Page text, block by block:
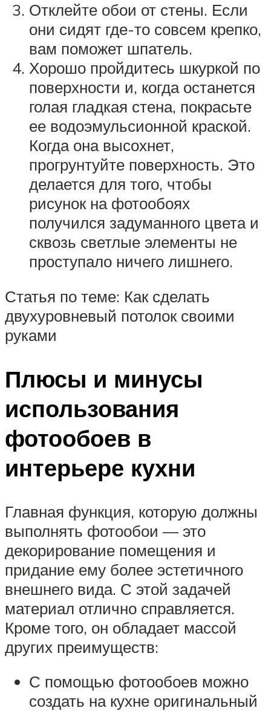
Отклейте обои от стены. Если
они сидят где-то совсем крепко,
вам поможет шпатель.
Хорошо пройдитесь шкуркой по
поверхности и, когда останется
голая гладкая стена, покрасьте
ее водоэмульсионной краской.
Когда она высохнет,
прогрунтуйте поверхность. Это
делается для того, чтобы
рисунок на фотообоях
получился задуманного цвета и
сквозь светлые элементы не
проступало ничего лишнего.
Статья по теме: Как сделать
двухуровневый потолок своими
руками
Плюсы и минусы
использования
фотообоев в
интерьере кухни
Главная функция, которую должны
выполнять фотообои — это
декорирование помещения и
придание ему более эстетичного
внешнего вида. С этой задачей
материал отлично справляется.
Кроме того, он обладает массой
других преимуществ:
С помощью фотообоев можно
создать на кухне оригинальный